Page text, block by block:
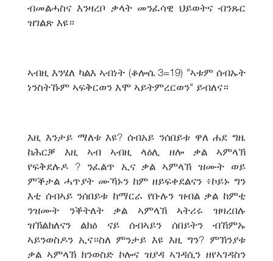
ብመልሓስና እንዛረቦ ቃላት መንፈሳዊ ህይወትና ብንጹር
ዝገልጽ እዩ።
ኣብዚ እንሄለ ካልእ ኣብነት (ቆሎሴ 3=19) "ኣቱም ሰብኡት
ነንስትኹም ኣፍቅርወን እሞ ኣይትምረርወን" ይብለና።
እዚ እንታይ ማለቱ እዩ? ሰብአይ ንሰበይቱ ዋለ ሐደ ግዜ
ከሕርቓ እዚ ኣብ ኣብዚ ላዕሊ ዘሎ ቃል ኣምላኽ
የፍቅደሉዶ ? ንፈልጥ ኢና ቃል ኣምላኽ ዝሙት ወይ
ምቕታል ሓጥያት ሙኻኑን ከም ዘይፍቀደልናን ፥ኮይኑ ግን
እቲ ሰብኣይ ንሰበይቱ ከማርራ የቡሉን ዝብል ቃል ከምቲ
ንዝሙት ንቕትለት ቃል ኣምላኽ ኣትሪሩ ዝዛረበሉ
ዝኽልክለናን ልክዕ ናይ ሰብኣይን ሰበይትን ብኸምኡ
ኣይንወስዶን ኢና።ስለ ምንታይ እዩ እዚ ግን? ምኽንያቱ
ቃል ኣምላኽ ክንወስድ ኮሎና ዝያዳ ኣገዳሲን ዘየኣገዳስን